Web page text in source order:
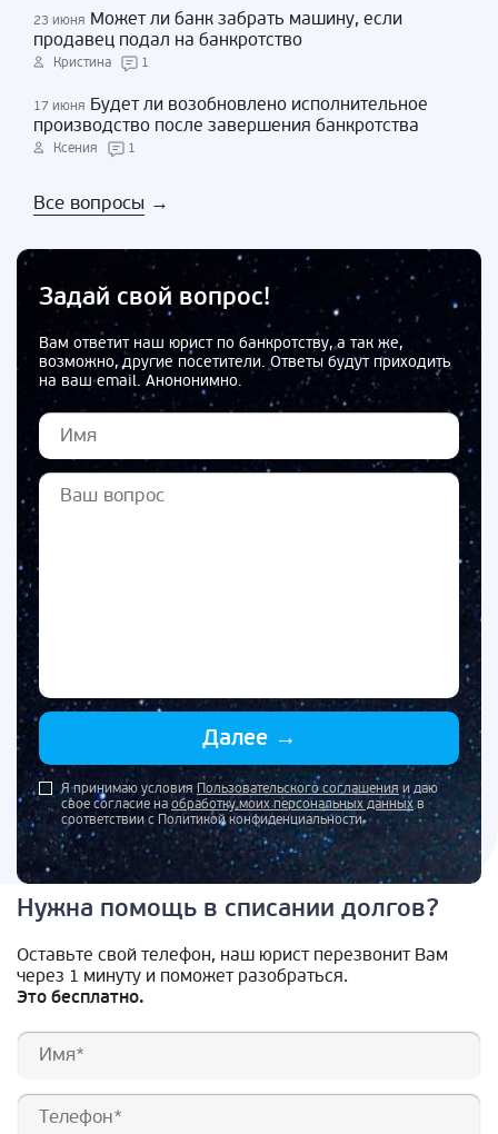
23 июня Может ли банк забрать машину, если
продавец подал на банкротство
Кристина 1
17 июня Будет ли возобновлено исполнительное
производство после завершения банкротства
Ксения 1
Все вопросы →
Задай свой вопрос!
Вам ответит наш юрист по банкротству, а так же,
возможно, другие посетители. Ответы будут приходить
на ваш email. Анононимно.
Далее →
Я принимаю условия Пользовательского соглашенияи даю
свое согласие на обработку моих персональных данныхв
соответствии с Политикой конфиденциальности
Нужна помощь в списании долгов?
Оставьте свой телефон, наш юрист перезвонит Вам
через 1 минуту и поможет разобраться.
Это бесплатно.